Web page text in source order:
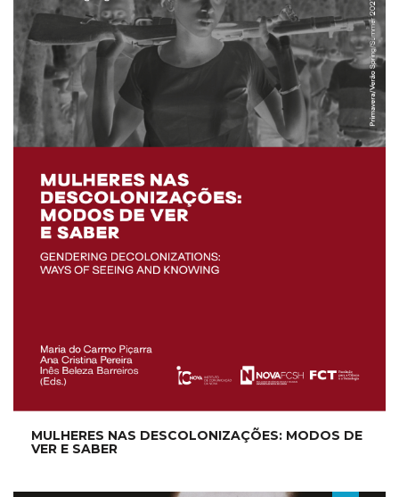
MULHERES NAS DESCOLONIZAÇÕES: MODOS DE
VER E SABER